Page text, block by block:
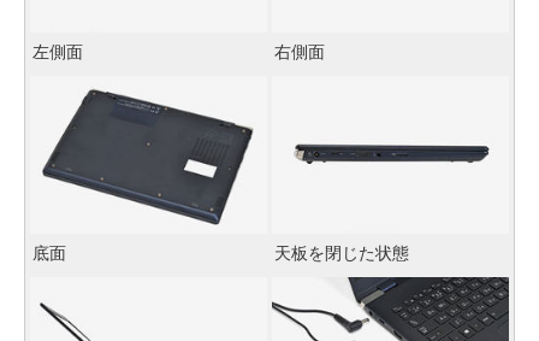
左側面 右側面
底面 天板を閉じた状態